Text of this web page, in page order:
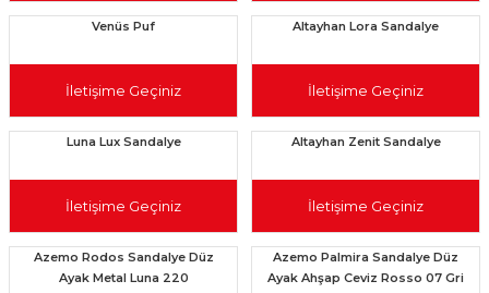
Venüs Puf
İletişime Geçiniz
Altayhan Lora Sandalye
İletişime Geçiniz
Luna Lux Sandalye
İletişime Geçiniz
Altayhan Zenit Sandalye
İletişime Geçiniz
Azemo Rodos Sandalye Düz
Ayak Metal Luna 220
Azemo Palmira Sandalye Düz
Ayak Ahşap Ceviz Rosso 07 Gri